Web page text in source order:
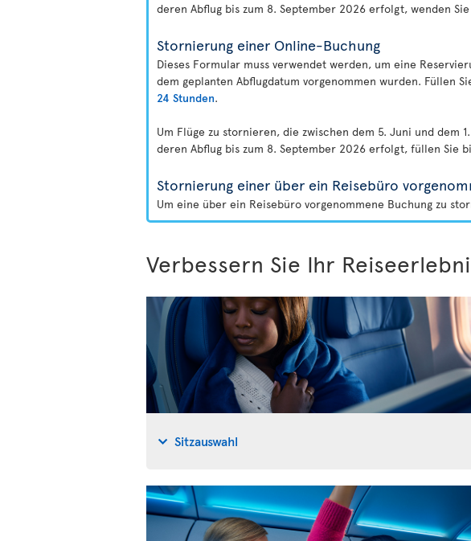
deren Abflug bis zum 8. September 2026 erfolgt, wenden
Stornierung einer Online-Buchung
Dieses Formular muss verwendet werden, um eine
dem geplanten Abflugdatum vorgenommen wurden. Füllen
24 Stunden.
Um Flüge zu stornieren, die zwischen dem 5. Juni und dem
deren Abflug bis zum 8. September 2026 erfolgt, füllen Sie
Stornierung einer über ein Reisebüro
Um eine über ein Reisebüro vorgenommene Buchung zu
Verbessern Sie Ihr
Sitzauswahl